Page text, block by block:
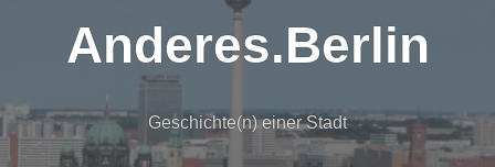
Anderes.Berlin
Geschichte(n) einer Stadt